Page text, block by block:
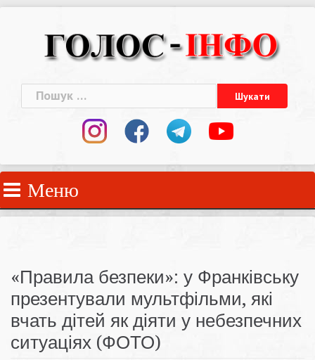
Пошук:
Меню
«Правила безпеки»: у Франківську
презентували мультфільми, які
вчать дітей як діяти у небезпечних
ситуаціях (ФОТО)